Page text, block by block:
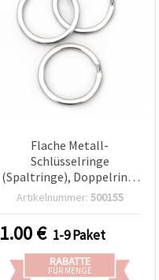
Flache Metall-
Schlüsselringe
(Spaltringe), Doppelring,
25 x 1,8 mm, silberfarben
Artikelnummer: 500155
1.00€ 1-9 Paket
RABATTE
FÜR MENGE